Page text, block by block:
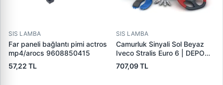
SIS LAMBA
Far paneli bağlantı pimi actros
mp4/arocs 9608850415
57,22 TL
SIS LAMBA
Camurluk Sinyali Sol Beyaz
Iveco Stralis Euro 6 | DEPO
663-1402L-UE2C | OEM
5801572080
707,09 TL